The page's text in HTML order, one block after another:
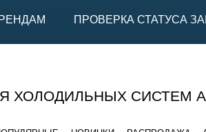
ПРОВЕРКА СТАТУСА
ХОЛОДИЛЬНЫХ СИСТЕМ